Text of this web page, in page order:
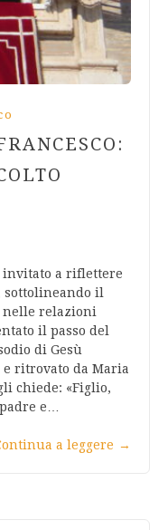
invitato a riflettere
sottolineando il
nelle relazioni
il passo del
di Gesù
ritrovato da Maria
chiede: «Figlio,
e…
a leggere →